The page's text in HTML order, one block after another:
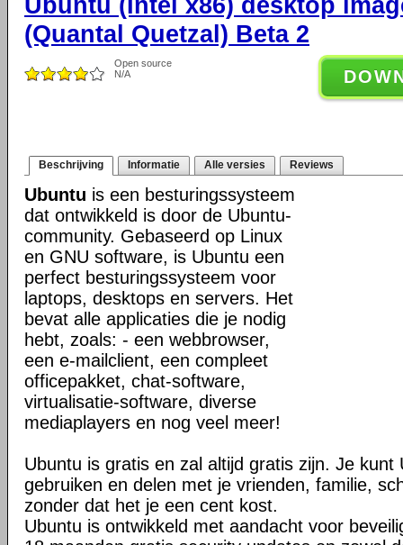
(Quantal Quetzal) Beta 2
Open source
N/A
Beschrijving Informatie Alle versies Reviews
Ubuntu is een besturingssysteem
dat ontwikkeld is door de Ubuntu-
community. Gebaseerd op Linux
en GNU software, is Ubuntu een
perfect besturingssysteem voor
laptops, desktops en servers. Het
bevat alle applicaties die je nodig
hebt, zoals: - een webbrowser,
een e-mailclient, een compleet
officepakket, chat-software,
virtualisatie-software, diverse
mediaplayers en nog veel meer!
Ubuntu is gratis en zal altijd gratis zijn. Je kunt
gebruiken en delen met je vrienden, familie,
zonder dat het je een cent kost.
Ubuntu is ontwikkeld met aandacht voor